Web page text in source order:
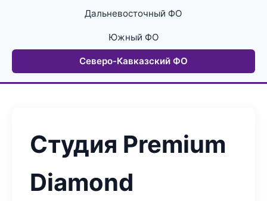
Дальневосточный ФО
Южный ФО
Северо-Кавказский ФО
Студия Premium
Diamond